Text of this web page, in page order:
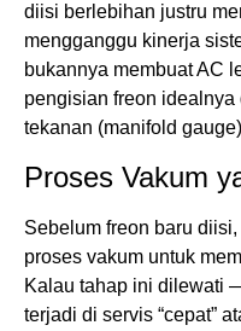
diisi berlebihan justru
mengganggu kinerja
bukannya membuat AC
pengisian freon
tekanan (manifold
Proses Vakum
Sebelum freon baru
proses vakum untuk
Kalau tahap ini dilewati
terjadi di servis “cepat”